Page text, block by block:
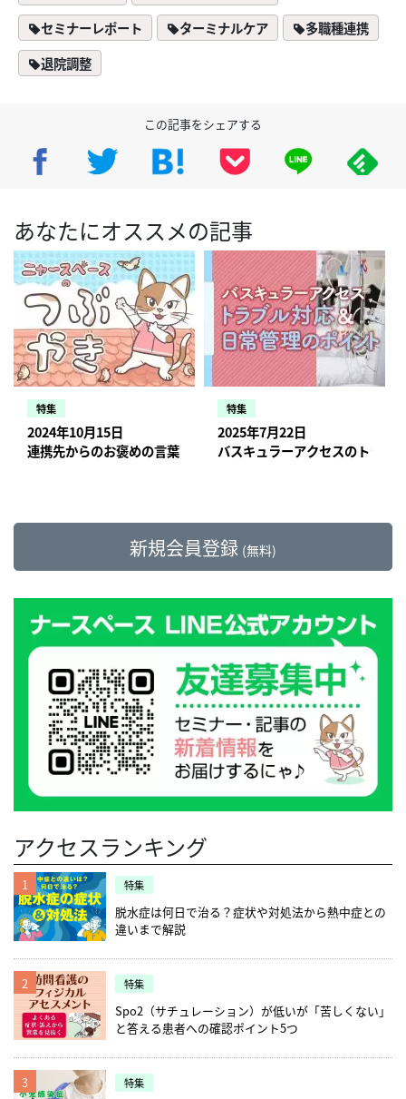
セミナーレポート
ターミナルケア
多職種連携
退院調整
この記事をシェアする
あなたにオススメの記事
特集
2024年10月15日
連携先からのお褒めの言葉！ニャースペースのつぶやき【訪問看
特集
2025年7月22日
バスキュラーアクセスのトラブ
新規会員登録 (無料)
アクセスランキング
1 特集
脱水症は何日で治る？症状や対処法から熱中症との
違いまで解説
2 特集
Spo2（サチュレーション）が低いが「苦しくない」
と答える患者への確認ポイント5つ
3 特集